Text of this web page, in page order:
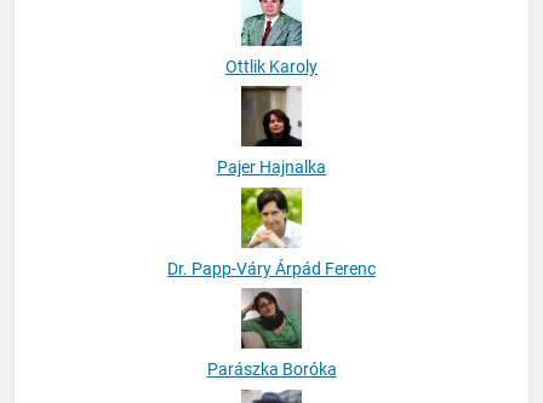
Ottlik Karoly
Pajer Hajnalka
Dr. Papp-Váry Árpád Ferenc
Parászka Boróka